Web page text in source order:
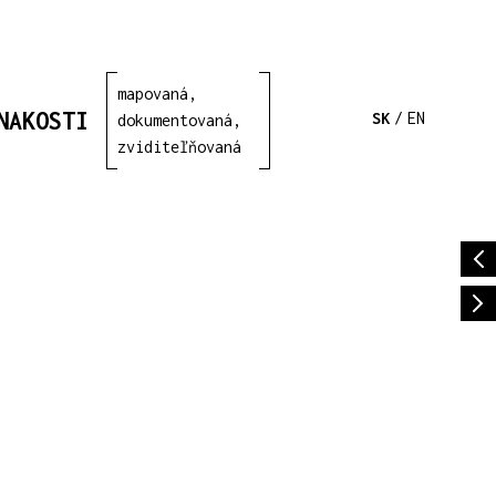
mapovaná,
dokumentovaná,
zviditeľňovaná
SK / EN